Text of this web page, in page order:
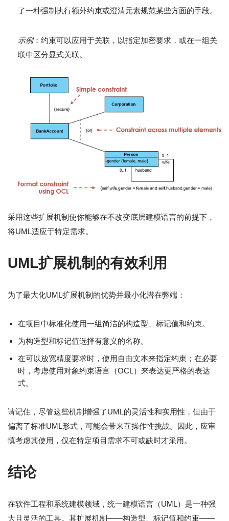
了一种强制执行额外约束或澄清元素规范某些方面的手段。
示例：约束可以应用于关联，以指定加密要求，或在一组关
联中区分显式关联。
采用这些扩展机制使你能够在不改变底层建模语言的前提下，
将UML适应于特定需求。
UML扩展机制的有效利用
为了最大化UML扩展机制的优势并最小化潜在弊端：
在项目中标准化使用一组简洁的构造型、标记值和约束。
为构造型和标记值选择有意义的名称。
在可以放宽精度要求时，使用自由文本来指定约束；在必要
时，考虑使用对象约束语言（OCL）来表达更严格的表达
式。
请记住，尽管这些机制增强了UML的灵活性和实用性，但由于
偏离了标准UML形式，可能会带来互操作性挑战。因此，应审
慎考虑其使用，仅在特定项目需求不可或缺时才采用。
结论
在软件工程和系统建模领域，统一建模语言（UML）是一种强
大且灵活的工具。其扩展机制——构造型、标记值和约束——